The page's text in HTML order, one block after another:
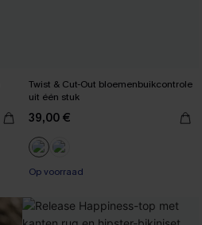
Twist & Cut-Out bloemenbuikcontrole
uit één stuk
39,00 €
【AG18】2 met 10% korting
Op voorraad